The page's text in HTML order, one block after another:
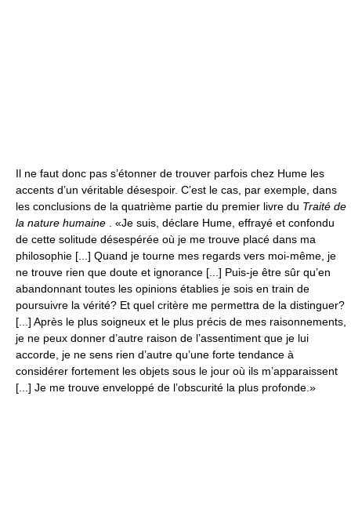
Il ne faut donc pas s’étonner de trouver parfois chez Hume les
accents d’un véritable désespoir. C’est le cas, par exemple, dans
les conclusions de la quatrième partie du premier livre du Traité de
la nature humaine . «Je suis, déclare Hume, effrayé et confondu
de cette solitude désespérée où je me trouve placé dans ma
philosophie [...] Quand je tourne mes regards vers moi-même, je
ne trouve rien que doute et ignorance [...] Puis-je être sûr qu’en
abandonnant toutes les opinions établies je sois en train de
poursuivre la vérité? Et quel critère me permettra de la distinguer?
[...] Après le plus soigneux et le plus précis de mes raisonnements,
je ne peux donner d’autre raison de l’assentiment que je lui
accorde, je ne sens rien d’autre qu’une forte tendance à
considérer fortement les objets sous le jour où ils m’apparaissent
[...] Je me trouve enveloppé de l’obscurité la plus profonde.»